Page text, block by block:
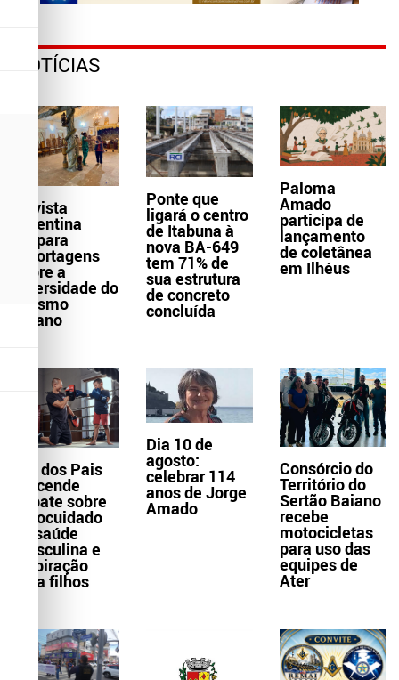
NOTÍCIAS
Revista
argentina
prepara
reportagens
sobre a
diversidade do
turismo
baiano
Ponte que
ligará o centro
de Itabuna à
nova BA-649
tem 71% de
sua estrutura
de concreto
concluída
Paloma
Amado
participa de
lançamento
de coletânea
em Ilhéus
Dia dos Pais
reacende
debate sobre
autocuidado
da saúde
masculina e
inspiração
para filhos
Dia 10 de
agosto:
celebrar 114
anos de Jorge
Amado
Consórcio do
Território do
Sertão Baiano
recebe
motocicletas
para uso das
equipes de
Ater